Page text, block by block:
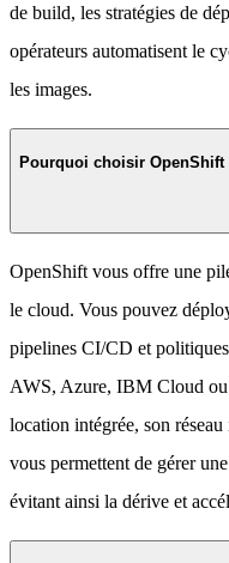
de build, les stratégies de
opérateurs automatisent le
les images.
Pourquoi choisir
OpenShift vous offre une
le cloud. Vous pouvez
pipelines CI/CD et
AWS, Azure, IBM Cloud ou
location intégrée, son
vous permettent de gérer
évitant ainsi la dérive et